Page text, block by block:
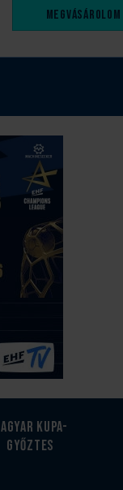
Megvásárolom
kupa-
győztes